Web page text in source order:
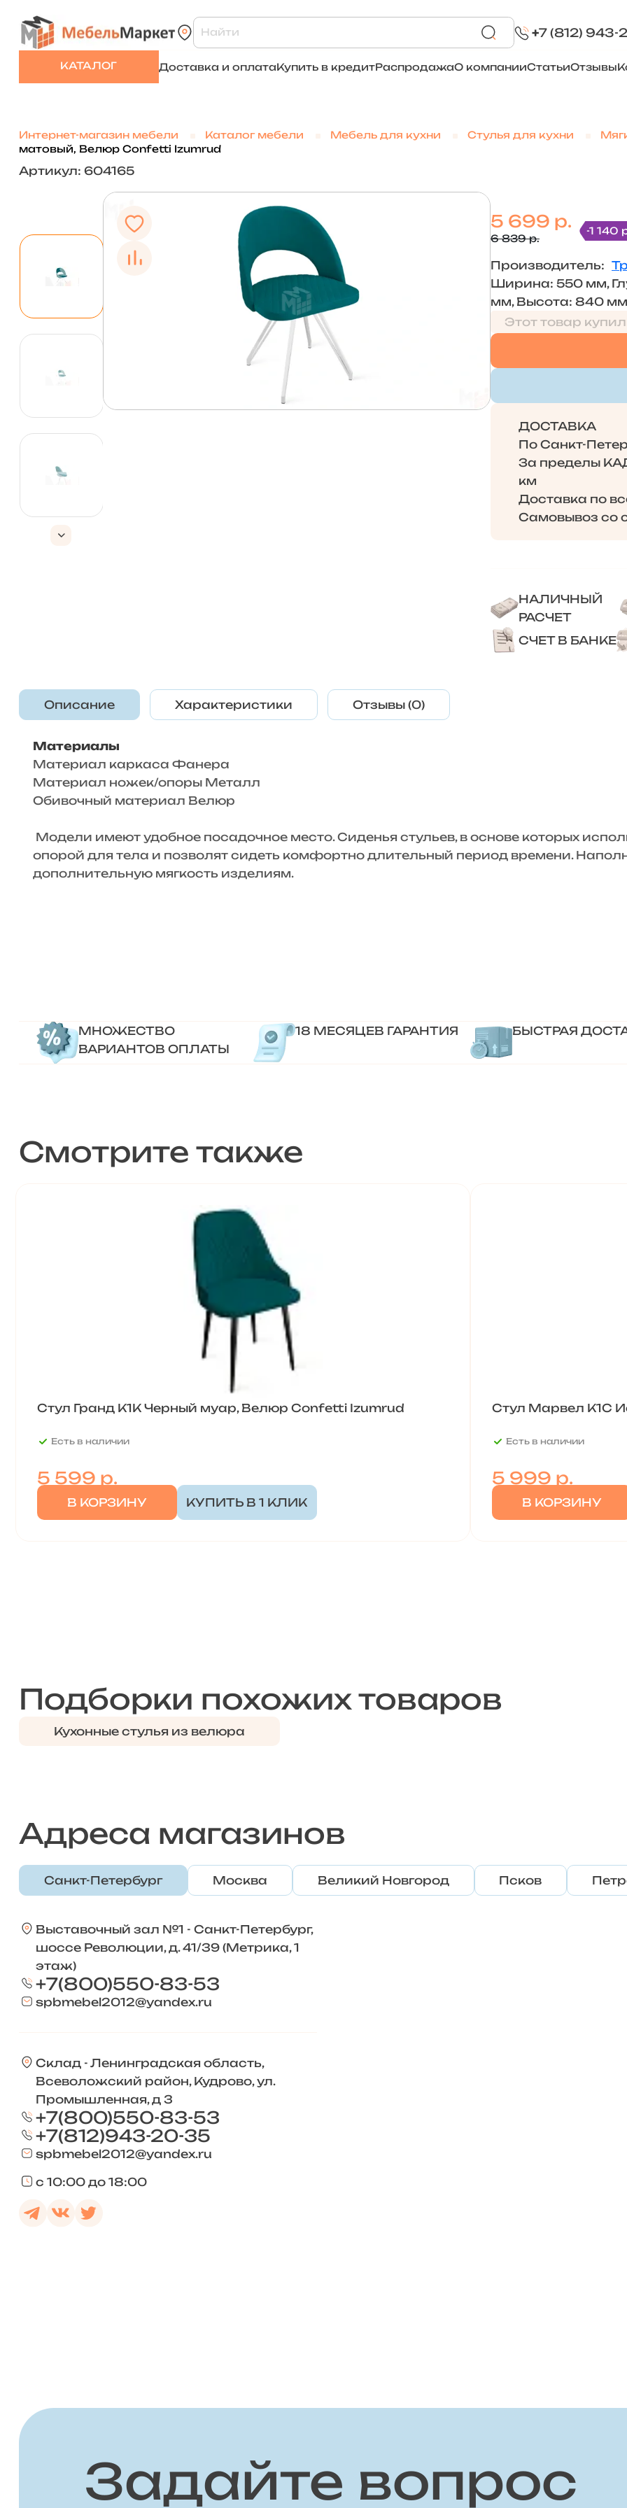
+7 (812) 943-
КАТАЛОГ Доставка и оплатаКупить в кредитРаспродажаО компанииСтатьиОтзывы
Интернет-магазин мебели Каталог мебели Мебель для кухни Стулья для кухни
матовый, Велюр Confetti Izumrud
Артикул: 604165
5 699 р.
6 839 р.
-1 140
Производитель:
Ширина: 550 мм,
мм, Высота: 840 мм
Этот товар
ДОСТАВКА
По Санкт-
За пределы
км
Доставка по
Самовывоз со
НАЛИЧНЫЙ
РАСЧЕТ
СЧЕТ В БАНКЕ
Описание Характеристики Отзывы (0)
Материалы
Материал каркаса Фанера
Материал ножек/опоры Металл
Обивочный материал Велюр
Модели имеют удобное посадочное место. Сиденья стульев, в основе которых
опорой для тела и позволят сидеть комфортно длительный период времени.
дополнительную мягкость изделиям.
МНОЖЕСТВО
ВАРИАНТОВ ОПЛАТЫ
18 МЕСЯЦЕВ ГАРАНТИЯ БЫСТРАЯ
Смотрите также
Стул Гранд К1К Черный муар, Велюр Confetti Izumrud
Есть в наличии
5 599 р.
В КОРЗИНУ КУПИТЬ В 1 КЛИК
Стул Марвел К1С
Есть в наличии
5 999 р.
В КОРЗИНУ
Подборки похожих товаров
Кухонные стулья из велюра
Адреса магазинов
Санкт-Петербург Москва Великий Новгород Псков
Выставочный зал №1 - Санкт-Петербург,
шоссе Революции, д. 41/39 (Метрика, 1
этаж)
+7(800)550-83-53
spbmebel2012@yandex.ru
Склад - Ленинградская область,
Всеволожский район, Кудрово, ул.
Промышленная, д 3
+7(800)550-83-53
+7(812)943-20-35
spbmebel2012@yandex.ru
с 10:00 до 18:00
Задайте вопрос